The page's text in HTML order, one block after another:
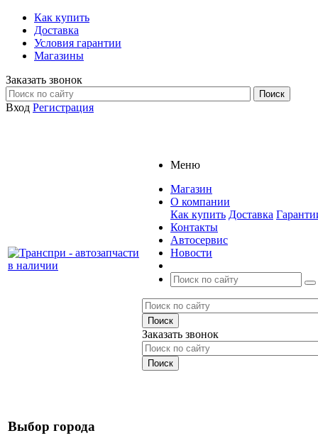
Как купить
Доставка
Условия гарантии
Магазины
Заказать звонок
Вход Регистрация
Меню
Магазин
О компании
Как купить Доставка
Контакты
Автосервис
Новости
Заказать звонок
Выбор города